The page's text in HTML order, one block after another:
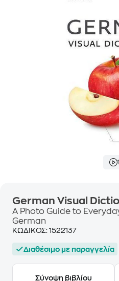
1
German Visual
A Photo Guide to
German
ΚΩΔΙΚΟΣ: 1522137
Διαθέσιμο με παραγγελία
Σύνοψη βιβλίου